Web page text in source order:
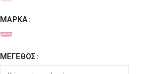
ΜΆΡΚΑ
ΜΈΓΕΘΟΣ